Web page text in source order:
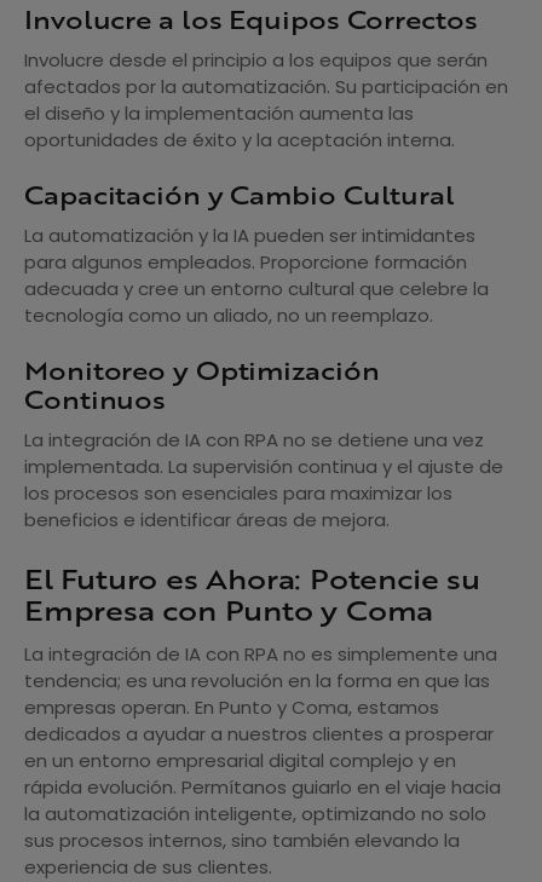
Involucre a los Equipos Correctos
Involucre desde el principio a los equipos que serán
afectados por la automatización. Su participación en
el diseño y la implementación aumenta las
oportunidades de éxito y la aceptación interna.
Capacitación y Cambio Cultural
La automatización y la IA pueden ser intimidantes
para algunos empleados. Proporcione formación
adecuada y cree un entorno cultural que celebre la
tecnología como un aliado, no un reemplazo.
Monitoreo y Optimización
Continuos
La integración de IA con RPA no se detiene una vez
implementada. La supervisión continua y el ajuste de
los procesos son esenciales para maximizar los
beneficios e identificar áreas de mejora.
El Futuro es Ahora: Potencie su
Empresa con Punto y Coma
La integración de IA con RPA no es simplemente una
tendencia; es una revolución en la forma en que las
empresas operan. En Punto y Coma, estamos
dedicados a ayudar a nuestros clientes a prosperar
en un entorno empresarial digital complejo y en
rápida evolución. Permítanos guiarlo en el viaje hacia
la automatización inteligente, optimizando no solo
sus procesos internos, sino también elevando la
experiencia de sus clientes.